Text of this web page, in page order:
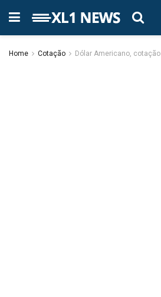
Home Cotação Dólar Americano, cotação